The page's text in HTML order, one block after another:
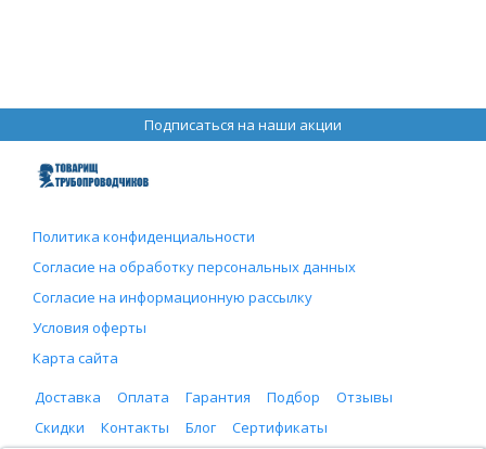
Подписаться на наши акции
Политика конфиденциальности
Согласие на обработку персональных данных
Согласие на информационную рассылку
Условия оферты
Карта сайта
Доставка
Оплата Гарантия Подбор
Отзывы
Скидки
Контакты Блог Сертификаты